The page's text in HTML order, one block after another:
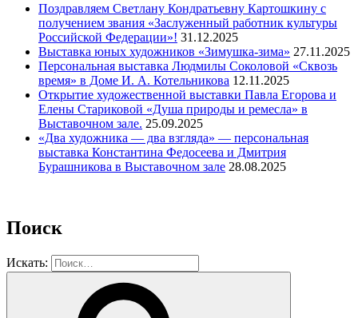
Поздравляем Светлану Кондратьевну Картошкину с
получением звания «Заслуженный работник культуры
Российской Федерации»! 31.12.2025
Выставка юных художников «Зимушка-зима» 27.11.2025
Персональная выставка Людмилы Соколовой «Сквозь
время» в Доме И. А. Котельникова 12.11.2025
Открытие художественной выставки Павла Егорова и
Елены Стариковой «Душа природы и ремесла» в
Выставочном зале. 25.09.2025
«Два художника — два взгляда» — персональная
выставка Константина Федосеева и Дмитрия
Бурашникова в Выставочном зале 28.08.2025
Поиск
Искать: